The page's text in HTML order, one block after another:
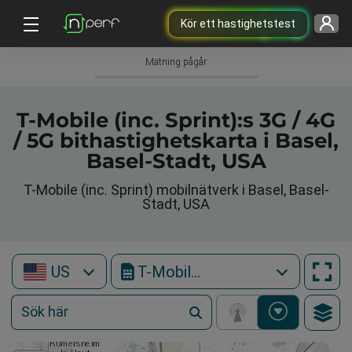
Kör ett hastighetstest
Mätning pågår
T-Mobile (inc. Sprint):s 3G / 4G
/ 5G bithastighetskarta i Basel,
Basel-Stadt, USA
T-Mobile (inc. Sprint) mobilnätverk i Basel, Basel-
Stadt, USA
US T-Mobile (inc. Sprint)